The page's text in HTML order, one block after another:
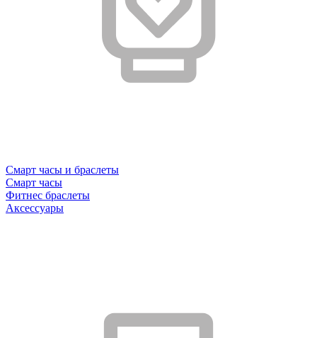
Смарт часы и браслеты
Смарт часы
Фитнес браслеты
Аксессуары